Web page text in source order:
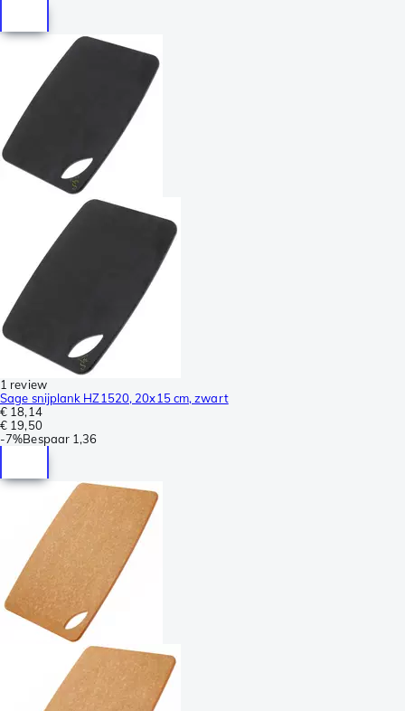
1 review
Sage snijplank HZ1520, 20x15 cm, zwart
€ 18,14
€ 19,50
-7%Bespaar 1,36